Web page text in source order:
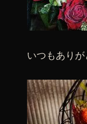
いつもあり